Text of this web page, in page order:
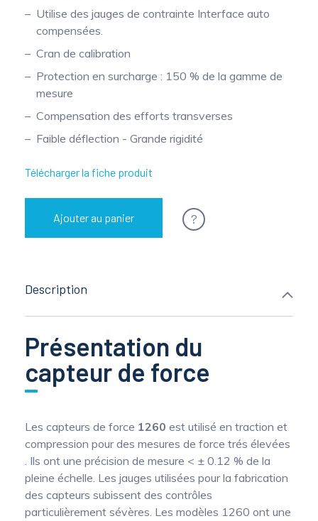
Utilise des jauges de contrainte Interface auto
compensées.
Cran de calibration
Protection en surcharge : 150 % de la gamme de
mesure
Compensation des efforts transverses
Faible déflection - Grande rigidité
Télécharger la fiche produit
Ajouter au panier ?
Description
Présentation du
capteur de force
Les capteurs de force 1260 est utilisé en traction et
compression pour des mesures de force trés élevées
. Ils ont une précision de mesure < ± 0.12 % de la
pleine échelle. Les jauges utilisées pour la fabrication
des capteurs subissent des contrôles
particulièrement sévères. Les modèles 1260 ont une
Mesure mobile, embarquée et sans